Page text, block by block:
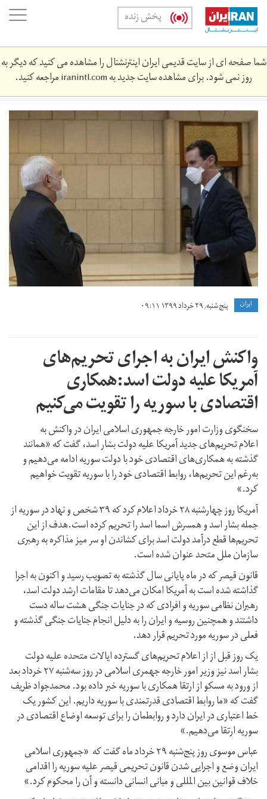
Skip
main
content
پخش زنده
شما صفحه ای از سایت قدیمی ایران اینترنشنال را مشاهده می کنید که دیگر به
روز نمی شود. برای مشاهده سایت جدید بهiranintl.comمراجعه کنید.
a-
s-
355235-
2.jpg
ايران پنج شنبه, ۲۹ خرداد ۱۳۹۹ ۰۹:۱۱
واکنش ایران به اجرای تحریم‌های
آمریکا علیه دولت اسد:همکاری
اقتصادی با سوریه را تقویت می‌کنیم
سخنگوی وزارت امور خارجه جمهوری اسلامی ایران در واکنش به
اعلام تحریم‌های جدید آمریکا علیه دولت بشار اسد، گفت که «همانند
گذشته به همکاری‌های اقتصادی خود با دولت سوریه ادامه می‌دهیم و
به‌رغم این تحریم‌ها، روابط اقتصادی خود را با سوریه تقویت خواهیم
کرد.»
آمریکا روز چهارشنبه ۲۸ خرداد اعلام کرد که ۳۹ شخص و نهاد در سوریه از
جمله بشار اسد و همسرش اسما اسد را تحریم کرده است.هدف از این
تحریم‌ها قطع درآمد دولت اسد برای کشاندن او سر میز مذاکره به رهبری
سازمان ملل متحد عنوان شده است.
قانون قیصر که در ماه پایانی سال گذشته به تصویب رسید و اکنون به اجرا
گذاشته شده است به آمریکا امکان می‌دهد تا مقامات ارشد دولت اسد،
رهبران نظامی سوریه و افرادی که در جنایات جنگی هشت ساله دست
داشتند و همچنین روسیه و ایران را به‌ دلیل انجام جنایات جنگی گذشته و
فعلی در سوریه مورد تحریم قرار دهد.
یک روز قبل از از اعلام تحریم‌های گسترده ایالات متحده علیه دولت
بشار اسد نیز وزیر امور خارجه جهمری اسلامی در روز سه‌شنبه ۲۷ خرداد بعد
از ورود به مسکو از ارتقا همکاری با سوریه خبر داده بود. محمدجواد ظریف
گفت که «ما روابط اقتصادی قدرتمندی با سوریه داریم. این کشور یک
خط اعتباری در ایران دارد و روابطمان را برای توسعه اوضاع اقتصادی در
سوریه ارتقا می‌دهیم.»
عباس موسوی روز پنج‌شنبه ۲۹ خرداد ماه گفت که «جمهوری اسلامی
ایران وضع و اجرایی شدن قانون تحریمی قیصر علیه سوریه را اقدامی
خلاف قوانین بین المللی و مبانی انسانی دانسته و آن را محکوم کرد.»